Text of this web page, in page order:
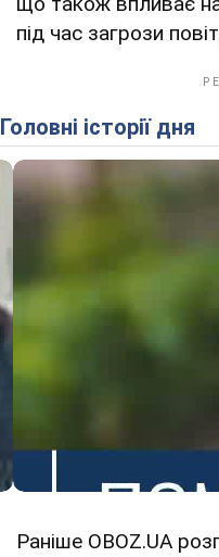
під час загрози
Головні історії дня
Раніше OBOZ.UA